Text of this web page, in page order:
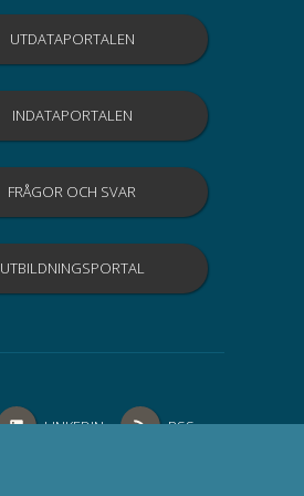
UTDATAPORTALEN
INDATAPORTALEN
FRÅGOR OCH SVAR
UTBILDNINGSPORTAL
SIR
LINKEDIN RSS